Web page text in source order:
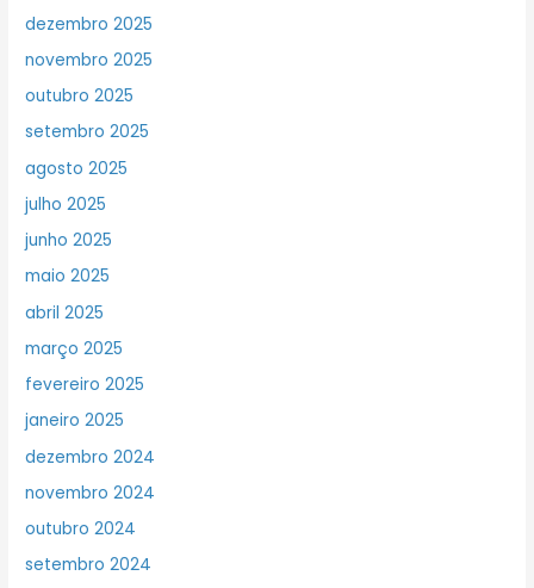
dezembro 2025
novembro 2025
outubro 2025
setembro 2025
agosto 2025
julho 2025
junho 2025
maio 2025
abril 2025
março 2025
fevereiro 2025
janeiro 2025
dezembro 2024
novembro 2024
outubro 2024
setembro 2024